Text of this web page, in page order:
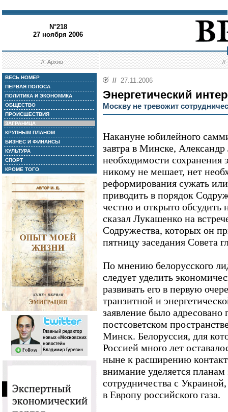
N°218
27 ноября 2006
//Архив //
ВЕСЬ НОМЕР
ПЕРВАЯ ПОЛОСА
ПОЛИТИКА И ЭКОНОМИКА
ОБЩЕСТВО
ПРОИСШЕСТВИЯ
ЗАГРАНИЦА
КРУПНЫМ ПЛАНОМ
БИЗНЕС И ФИНАНСЫ
КУЛЬТУРА
СПОРТ
КРОМЕ ТОГО
// 27.11.2006
Энергетический
Москву не тревожит
Накануне юбилейного
завтра в Минске,
необходимости
никому не мешает, нет
реформирования сужать
приводить в порядок
честно и открыто
сказал Лукашенко на
Содружества, которых он
пятницу заседания Совета
По мнению белорусского
следует уделить
развивать его в первую
транзитной и
заявление было
постсоветском
Минск. Белоруссия, для
Россией много лет
ныне к расширению
внимание уделяется планам
сотрудничества с
в Европу российского газа.